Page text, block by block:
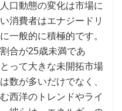
口動態の変化は市場に
消費者はエナジードリ
一般的に積極的です。
合が25歳未満であ
って大きな未開拓市場
数が多いだけでなく、
西洋のトレンドやライ